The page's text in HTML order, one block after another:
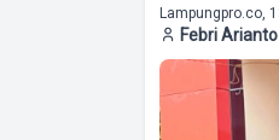
Lampungpro.co,
Febri Arianto